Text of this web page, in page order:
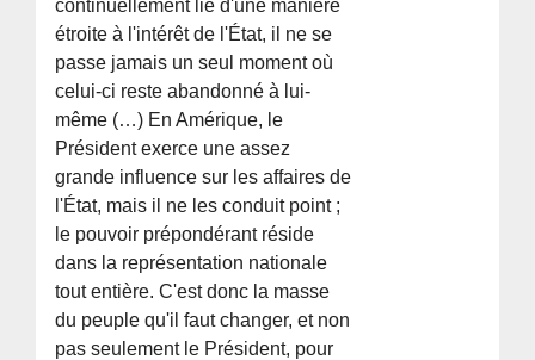
continuellement lié d'une manière
étroite à l'intérêt de l'État, il ne se
passe jamais un seul moment où
celui-ci reste abandonné à lui-
même (…) En Amérique, le
Président exerce une assez
grande influence sur les affaires de
l'État, mais il ne les conduit point ;
le pouvoir prépondérant réside
dans la représentation nationale
tout entière. C'est donc la masse
du peuple qu'il faut changer, et non
pas seulement le Président, pour